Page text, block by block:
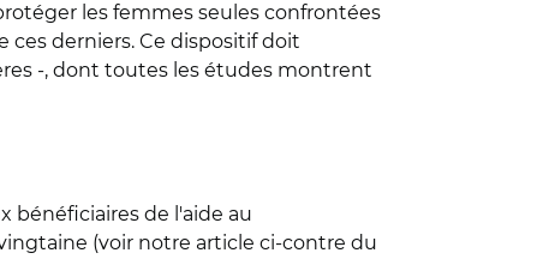
les femmes seules confrontées
derniers. Ce dispositif doit
-, dont toutes les études montrent
bénéficiaires de l'aide au
(voir notre article ci-contre du